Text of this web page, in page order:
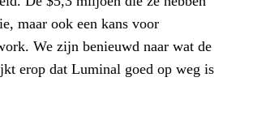
maar ook een kans voor
We zijn benieuwd naar wat de
erop dat Luminal goed op weg is